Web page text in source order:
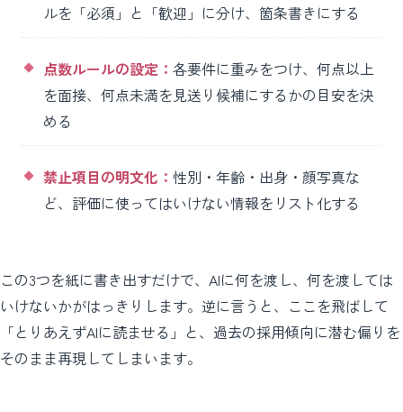
ルを「必須」と「歓迎」に分け、箇条書きにする
点数ルールの設定： 各要件に重みをつけ、何点以上
を面接、何点未満を見送り候補にするかの目安を決
める
禁止項目の明文化： 性別・年齢・出身・顔写真な
ど、評価に使ってはいけない情報をリスト化する
この3つを紙に書き出すだけで、AIに何を渡し、何を渡しては
いけないかがはっきりします。逆に言うと、ここを飛ばして
「とりあえずAIに読ませる」と、過去の採用傾向に潜む偏りを
そのまま再現してしまいます。